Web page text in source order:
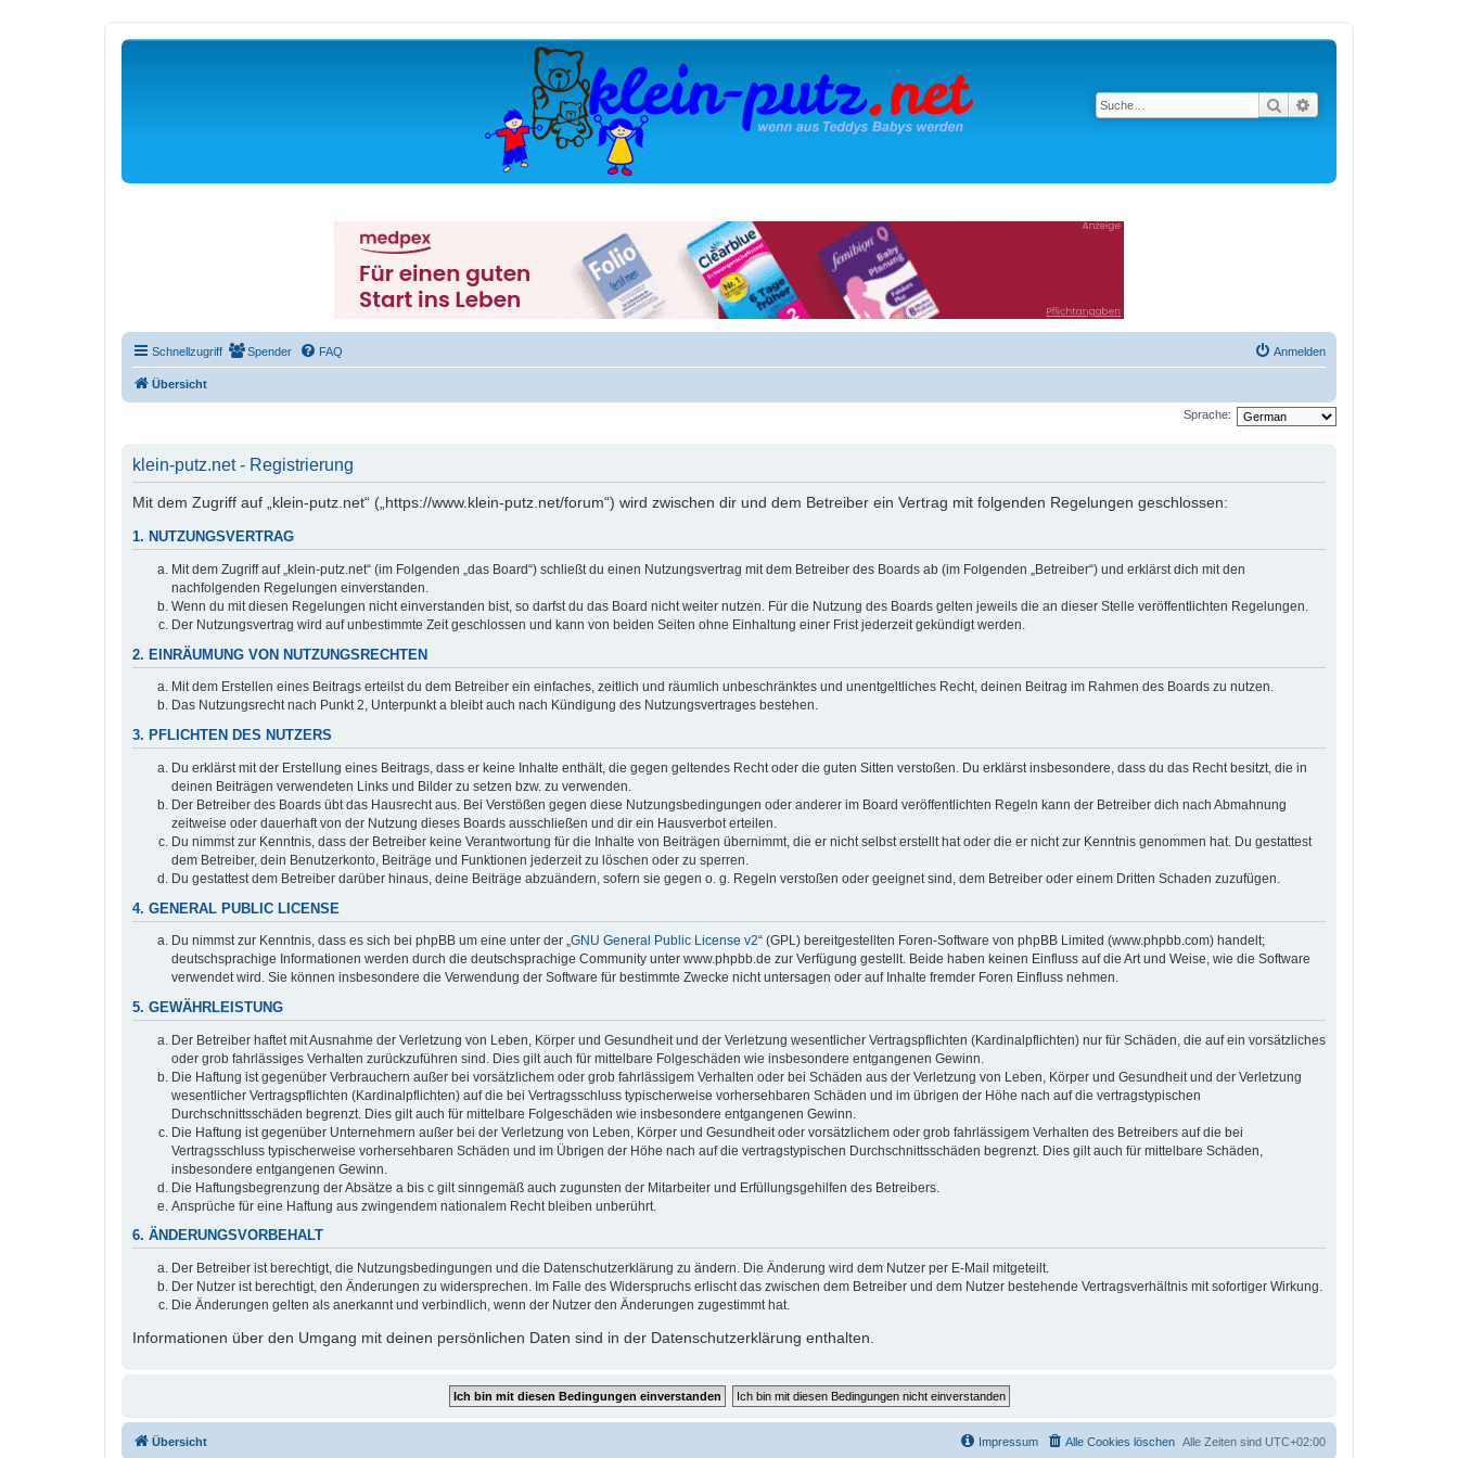
Suche
Schnellzugriff Spender FAQ Anmelden
Übersicht
Sprache:
klein-putz.net - Registrierung
Mit dem Zugriff auf „klein-putz.net“ („https://www.klein-putz.net/forum“) wird zwischen dir und dem Betreiber ein Vertrag mit folgenden Regelungen geschlossen:
1. NUTZUNGSVERTRAG
Mit dem Zugriff auf „klein-putz.net“ (im Folgenden „das Board“) schließt du einen Nutzungsvertrag mit dem Betreiber des Boards ab (im Folgenden „Betreiber“) und erklärst dich mit den
nachfolgenden Regelungen einverstanden.
Wenn du mit diesen Regelungen nicht einverstanden bist, so darfst du das Board nicht weiter nutzen. Für die Nutzung des Boards gelten jeweils die an dieser Stelle veröffentlichten Regelungen.
Der Nutzungsvertrag wird auf unbestimmte Zeit geschlossen und kann von beiden Seiten ohne Einhaltung einer Frist jederzeit gekündigt werden.
2. EINRÄUMUNG VON NUTZUNGSRECHTEN
Mit dem Erstellen eines Beitrags erteilst du dem Betreiber ein einfaches, zeitlich und räumlich unbeschränktes und unentgeltliches Recht, deinen Beitrag im Rahmen des Boards zu nutzen.
Das Nutzungsrecht nach Punkt 2, Unterpunkt a bleibt auch nach Kündigung des Nutzungsvertrages bestehen.
3. PFLICHTEN DES NUTZERS
Du erklärst mit der Erstellung eines Beitrags, dass er keine Inhalte enthält, die gegen geltendes Recht oder die guten Sitten verstoßen. Du erklärst insbesondere, dass du das Recht besitzt, die in
deinen Beiträgen verwendeten Links und Bilder zu setzen bzw. zu verwenden.
Der Betreiber des Boards übt das Hausrecht aus. Bei Verstößen gegen diese Nutzungsbedingungen oder anderer im Board veröffentlichten Regeln kann der Betreiber dich nach Abmahnung
zeitweise oder dauerhaft von der Nutzung dieses Boards ausschließen und dir ein Hausverbot erteilen.
Du nimmst zur Kenntnis, dass der Betreiber keine Verantwortung für die Inhalte von Beiträgen übernimmt, die er nicht selbst erstellt hat oder die er nicht zur Kenntnis genommen hat. Du gestattest
dem Betreiber, dein Benutzerkonto, Beiträge und Funktionen jederzeit zu löschen oder zu sperren.
Du gestattest dem Betreiber darüber hinaus, deine Beiträge abzuändern, sofern sie gegen o. g. Regeln verstoßen oder geeignet sind, dem Betreiber oder einem Dritten Schaden zuzufügen.
4. GENERAL PUBLIC LICENSE
Du nimmst zur Kenntnis, dass es sich bei phpBB um eine unter der „GNU General Public License v2“ (GPL) bereitgestellten Foren-Software von phpBB Limited (www.phpbb.com) handelt;
deutschsprachige Informationen werden durch die deutschsprachige Community unter www.phpbb.de zur Verfügung gestellt. Beide haben keinen Einfluss auf die Art und Weise, wie die Software
verwendet wird. Sie können insbesondere die Verwendung der Software für bestimmte Zwecke nicht untersagen oder auf Inhalte fremder Foren Einfluss nehmen.
5. GEWÄHRLEISTUNG
Der Betreiber haftet mit Ausnahme der Verletzung von Leben, Körper und Gesundheit und der Verletzung wesentlicher Vertragspflichten (Kardinalpflichten) nur für Schäden, die auf ein vorsätzliches
oder grob fahrlässiges Verhalten zurückzuführen sind. Dies gilt auch für mittelbare Folgeschäden wie insbesondere entgangenen Gewinn.
Die Haftung ist gegenüber Verbrauchern außer bei vorsätzlichem oder grob fahrlässigem Verhalten oder bei Schäden aus der Verletzung von Leben, Körper und Gesundheit und der Verletzung
wesentlicher Vertragspflichten (Kardinalpflichten) auf die bei Vertragsschluss typischerweise vorhersehbaren Schäden und im übrigen der Höhe nach auf die vertragstypischen
Durchschnittsschäden begrenzt. Dies gilt auch für mittelbare Folgeschäden wie insbesondere entgangenen Gewinn.
Die Haftung ist gegenüber Unternehmern außer bei der Verletzung von Leben, Körper und Gesundheit oder vorsätzlichem oder grob fahrlässigem Verhalten des Betreibers auf die bei
Vertragsschluss typischerweise vorhersehbaren Schäden und im Übrigen der Höhe nach auf die vertragstypischen Durchschnittsschäden begrenzt. Dies gilt auch für mittelbare Schäden,
insbesondere entgangenen Gewinn.
Die Haftungsbegrenzung der Absätze a bis c gilt sinngemäß auch zugunsten der Mitarbeiter und Erfüllungsgehilfen des Betreibers.
Ansprüche für eine Haftung aus zwingendem nationalem Recht bleiben unberührt.
6. ÄNDERUNGSVORBEHALT
Der Betreiber ist berechtigt, die Nutzungsbedingungen und die Datenschutzerklärung zu ändern. Die Änderung wird dem Nutzer per E-Mail mitgeteilt.
Der Nutzer ist berechtigt, den Änderungen zu widersprechen. Im Falle des Widerspruchs erlischt das zwischen dem Betreiber und dem Nutzer bestehende Vertragsverhältnis mit sofortiger Wirkung.
Die Änderungen gelten als anerkannt und verbindlich, wenn der Nutzer den Änderungen zugestimmt hat.
Informationen über den Umgang mit deinen persönlichen Daten sind in der Datenschutzerklärung enthalten.
Übersicht Alle Zeiten sind UTC+02:00
Alle Cookies löschen
Impressum